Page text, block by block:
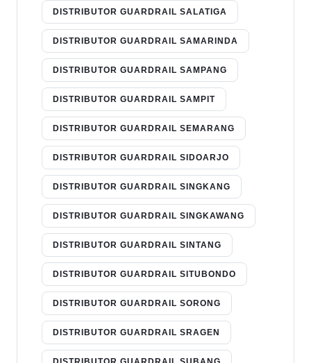
DISTRIBUTOR GUARDRAIL SALATIGA
DISTRIBUTOR GUARDRAIL SAMARINDA
DISTRIBUTOR GUARDRAIL SAMPANG
DISTRIBUTOR GUARDRAIL SAMPIT
DISTRIBUTOR GUARDRAIL SEMARANG
DISTRIBUTOR GUARDRAIL SIDOARJO
DISTRIBUTOR GUARDRAIL SINGKANG
DISTRIBUTOR GUARDRAIL SINGKAWANG
DISTRIBUTOR GUARDRAIL SINTANG
DISTRIBUTOR GUARDRAIL SITUBONDO
DISTRIBUTOR GUARDRAIL SORONG
DISTRIBUTOR GUARDRAIL SRAGEN